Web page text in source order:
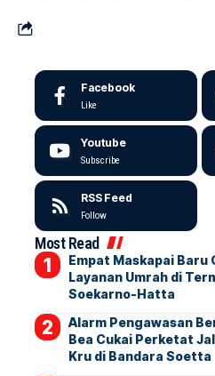
Facebook
Like
Youtube
Subscribe
RSS Feed
Follow
Most Read
Empat Maskapai Baru
Layanan Umrah di
Soekarno-Hatta
Alarm Pengawasan
Bea Cukai Perketat
Kru di Bandara Soetta